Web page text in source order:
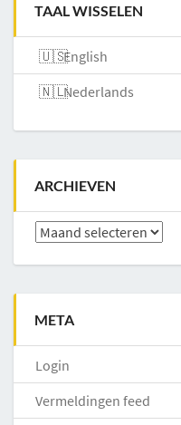
TAAL WISSELEN
English
Nederlands
ARCHIEVEN
Archieven
META
Login
Vermeldingen feed